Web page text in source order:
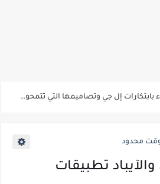
إل جي وتصاميمها التي تتمحور حول تلبية احتياجات المستخدم في حفل جوائز التصميم المتميز آيديا 2022
محدود
تطبيقات